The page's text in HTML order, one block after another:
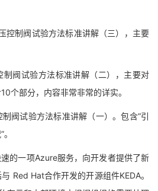
制阀试验方法标准讲解（三），主要
阀试验方法标准讲解（二），主要对
个部分，内容非常非常的详实。
试验方法标准讲解（一）。包含“引
一项Azure服务，向开发者提供了新
Red Hat合作开发的开源组件KEDA。